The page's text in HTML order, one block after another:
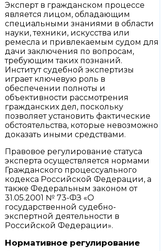
Эксперт в гражданском процессе
является лицом, обладающим
специальными знаниями в области
науки, техники, искусства или
ремесла и привлекаемым судом для
дачи заключения по вопросам,
требующим таких познаний.
Институт судебной экспертизы
играет ключевую роль в
обеспечении полноты и
объективности рассмотрения
гражданских дел, поскольку
позволяет установить фактические
обстоятельства, которые невозможно
доказать иными средствами.
Правовое регулирование статуса
эксперта осуществляется нормами
Гражданского процессуального
кодекса Российской Федерации, а
также Федеральным законом от
31.05.2001 № 73-ФЗ «О
государственной судебно-
экспертной деятельности в
Российской Федерации».
Нормативное регулирование